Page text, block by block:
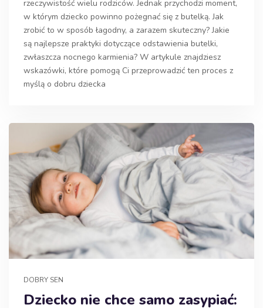
rzeczywistość wielu rodziców. Jednak przychodzi moment,
w którym dziecko powinno pożegnać się z butelką. Jak
zrobić to w sposób łagodny, a zarazem skuteczny? Jakie
są najlepsze praktyki dotyczące odstawienia butelki,
zwłaszcza nocnego karmienia? W artykule znajdziesz
wskazówki, które pomogą Ci przeprowadzić ten proces z
myślą o dobru dziecka
DOBRY SEN
Dziecko nie chce samo zasypiać: